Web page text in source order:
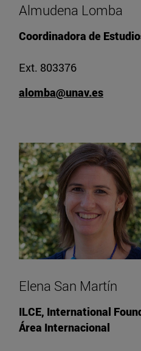
Almudena Lomba
Coordinadora de
Ext. 803376
alomba@unav.es
Elena San Martín
ILCE, International
Área Internacional